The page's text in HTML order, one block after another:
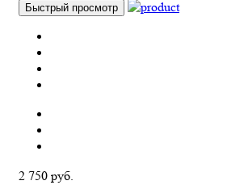
Быстрый просмотр
2 750 руб.